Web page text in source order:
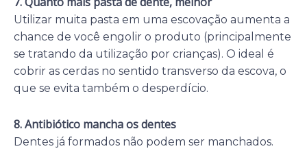
Utilizar muita pasta em uma escovação aumenta a
chance de você engolir o produto (principalmente
se tratando da utilização por crianças). O ideal é
cobrir as cerdas no sentido transverso da escova, o
que se evita também o desperdício.
8. Antibiótico mancha os dentes
Dentes já formados não podem ser manchados.